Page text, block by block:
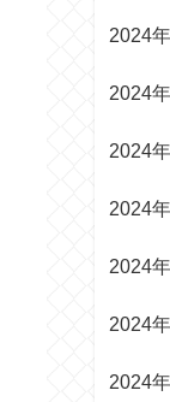
2024
2024
2024
2024
2024
2024
2024